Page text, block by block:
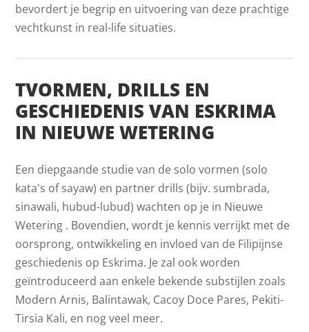
bevordert je begrip en uitvoering van deze prachtige
vechtkunst in real-life situaties.
TVORMEN, DRILLS EN
GESCHIEDENIS VAN ESKRIMA
IN NIEUWE WETERING
Een diepgaande studie van de solo vormen (solo
kata's of sayaw) en partner drills (bijv. sumbrada,
sinawali, hubud-lubud) wachten op je in Nieuwe
Wetering . Bovendien, wordt je kennis verrijkt met de
oorsprong, ontwikkeling en invloed van de Filipijnse
geschiedenis op Eskrima. Je zal ook worden
geïntroduceerd aan enkele bekende substijlen zoals
Modern Arnis, Balintawak, Cacoy Doce Pares, Pekiti-
Tirsia Kali, en nog veel meer.